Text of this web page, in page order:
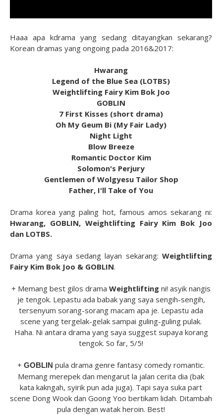
Haaa apa kdrama yang sedang ditayangkan sekarang?
Korean dramas yang ongoing pada 2016&2017:
Hwarang
Legend of the Blue Sea (LOTBS)
Weightlifting Fairy Kim Bok Joo
GOBLIN
7 First Kisses (short drama)
Oh My Geum Bi (My Fair Lady)
Night Light
Blow Breeze
Romantic Doctor Kim
Solomon's Perjury
Gentlemen of Wolgyesu Tailor Shop
Father, I'll Take of You
Drama korea yang paling hot, famous amos sekarang ni:
Hwarang, GOBLIN, Weightlifting Fairy Kim Bok Joo
dan LOTBS.
Drama yang saya sedang layan sekarang: Weightlifting
Fairy Kim Bok Joo & GOBLIN.
+ Memang best gilos drama Weightlifting ni! asyik nangis
je tengok. Lepastu ada babak yang saya sengih-sengih,
tersenyum sorang-sorang macam apa je. Lepastu ada
scene yang tergelak-gelak sampai guling-guling pulak.
Haha. Ni antara drama yang saya suggest supaya korang
tengok. So far, 5/5!
+ GOBLIN pula drama genre fantasy comedy romantic.
Memang merepek dan mengarut la jalan cerita dia (bak
kata kakngah, syirik pun ada juga). Tapi saya suka part
scene Dong Wook dan Goong Yoo bertikam lidah. Ditambah
pula dengan watak heroin. Best!